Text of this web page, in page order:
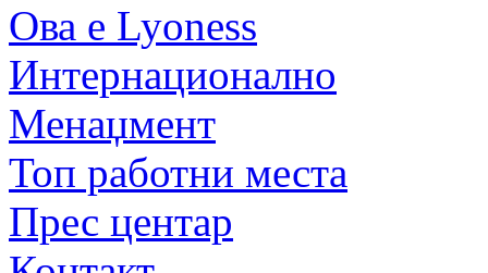
Ова е Lyoness
Интернационално
Менаџмент
Топ работни места
Прес центар